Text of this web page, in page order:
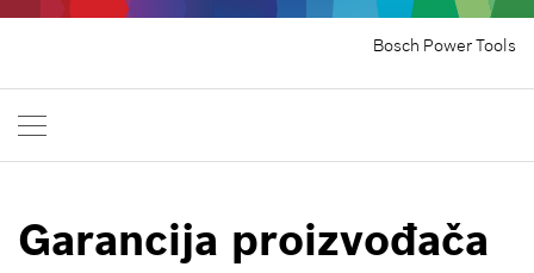
Bosch Power Tools
Garancija proizvođača